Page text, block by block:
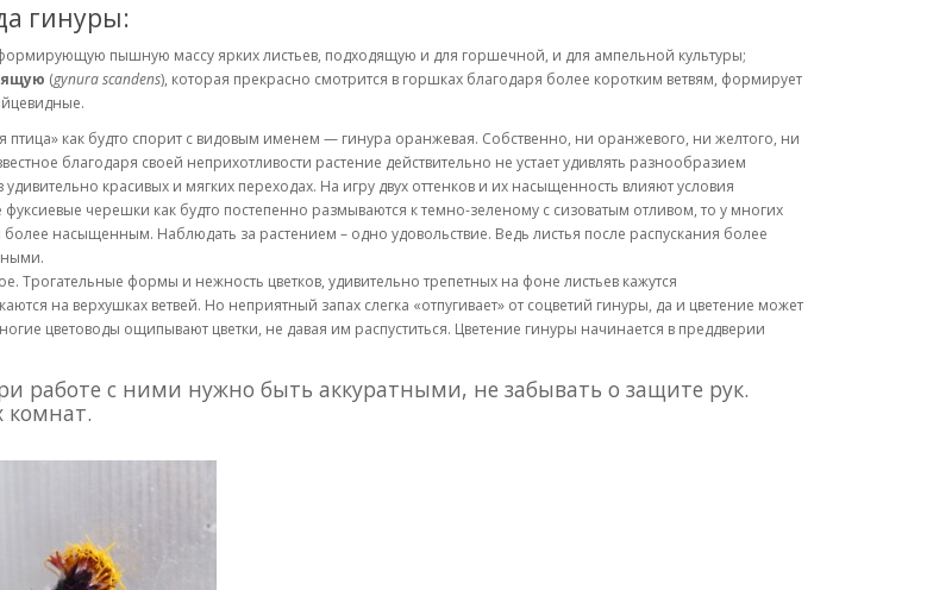
гинуры:
пышную массу ярких листьев, подходящую и для горшечной, и для ампельной культуры;
(gynura scandens), которая прекрасно смотрится в горшках благодаря более коротким ветвям, формирует
как будто спорит с видовым именем — гинура оранжевая. Собственно, ни оранжевого, ни желтого, ни
благодаря своей неприхотливости растение действительно не устает удивлять разнообразием
красивых и мягких переходах. На игру двух оттенков и их насыщенность влияют условия
черешки как будто постепенно размываются к темно-зеленому с сизоватым отливом, то у многих
насыщенным. Наблюдать за растением – одно удовольствие. Ведь листья после распускания более
Трогательные формы и нежность цветков, удивительно трепетных на фоне листьев кажутся
на верхушках ветвей. Но неприятный запах слегка «отпугивает» от соцветий гинуры, да и цветение может
цветоводы ощипывают цветки, не давая им распуститься. Цветение гинуры начинается в преддверии
работе с ними нужно быть аккуратными, не забывать о защите рук.
комнат.